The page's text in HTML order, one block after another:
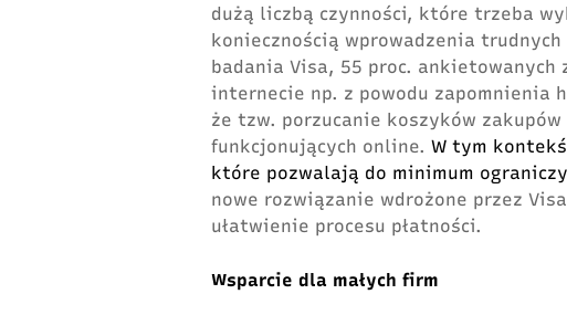
dużą liczbą czynności, które trzeba
koniecznością wprowadzenia
badania Visa, 55 proc. ankietowanych
internecie np. z powodu zapomnienia
że tzw. porzucanie koszyków
funkcjonujących online. W tym
które pozwalają do minimum
nowe rozwiązanie wdrożone przez
ułatwienie procesu płatności.
Wsparcie dla małych firm